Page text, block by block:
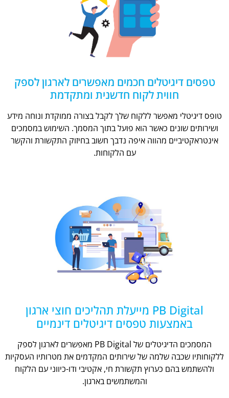
טפסים דיגיטלים חכמים מאפשרים לארגון לספק
חווית לקוח חדשנית ומתקדמת
טופס דיגיטלי מאפשר ללקוח שלך לקבל בצורה ממוקדת ונוחה מידע
ושירותים שונים כאשר הוא פועל בתוך המסמך. השימוש במסמכים
אינטראקטיביים מהווה איפה נדבך חשוב בחיזוק התקשורת והקשר
עם הלקוחות.
PB Digital מייעלת תהליכים חוצי ארגון
באמצעות טפסים דיגיטלים דינמיים
המסמכים הדיגיטלים של PB Digital מאפשרים לארגון לספק
ללקוחותיו שכבה שלמה של שירותים המקדמים את מטרותיו העסקיות
ולהשתמש בהם כערוץ תקשורת חי, אקטיבי ודו-כיווני עם הלקוח
והמשתמשים בארגון.